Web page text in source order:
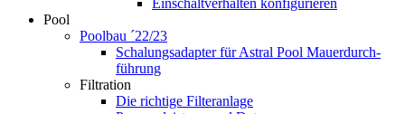
Einschaltverhalten konfigurieren
Pool
Poolbau ´22/23
Schalungs­adapter für Astral Pool Mauer­durch­
führung
Filtration
Die richtige Filter­anlage